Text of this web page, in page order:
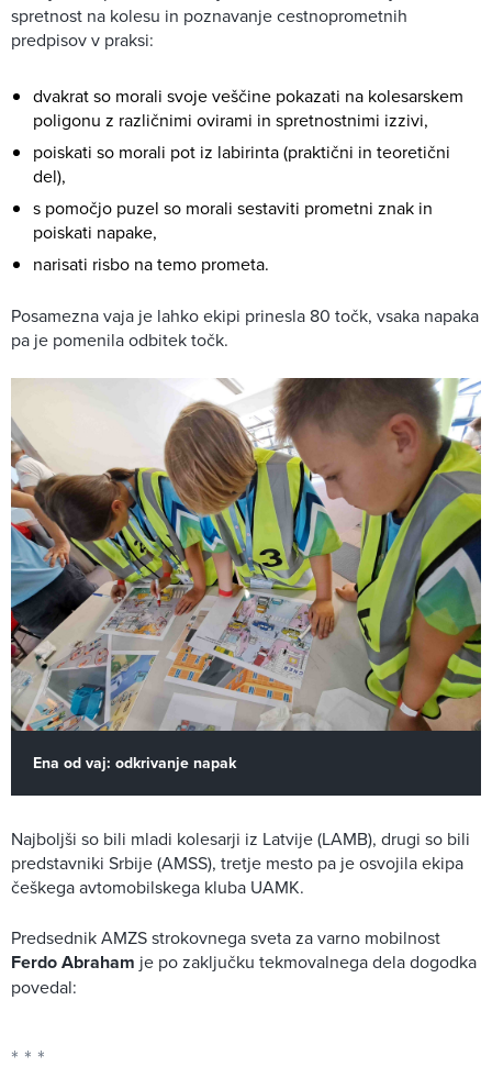
spretnost na kolesu in poznavanje cestnoprometnih
predpisov v praksi:
dvakrat so morali svoje veščine pokazati na kolesarskem
poligonu z različnimi ovirami in spretnostnimi izzivi,
poiskati so morali pot iz labirinta (praktični in teoretični
del),
s pomočjo puzel so morali sestaviti prometni znak in
poiskati napake,
narisati risbo na temo prometa.
Posamezna vaja je lahko ekipi prinesla 80 točk, vsaka napaka
pa je pomenila odbitek točk.
Ena od vaj: odkrivanje napak
Najboljši so bili mladi kolesarji iz Latvije (LAMB), drugi so bili
predstavniki Srbije (AMSS), tretje mesto pa je osvojila ekipa
češkega avtomobilskega kluba UAMK.
Predsednik AMZS strokovnega sveta za varno mobilnost
Ferdo Abraham je po zaključku tekmovalnega dela dogodka
povedal: